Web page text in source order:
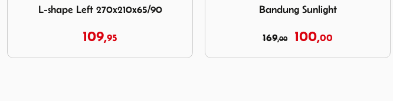
Bandung Sunlight
00 100,
Cloudy Grey
399,00 299,00